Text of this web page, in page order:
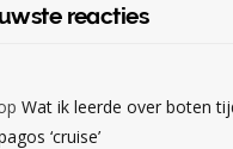
reacties
Wat ik leerde over boten
‘cruise’